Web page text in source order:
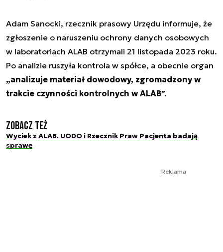
Adam Sanocki, rzecznik prasowy Urzędu informuje, że
zgłoszenie o naruszeniu ochrony danych osobowych
w laboratoriach ALAB otrzymali 21 listopada 2023 roku.
Po analizie ruszyła kontrola w spółce, a obecnie organ
„analizuje materiał dowodowy, zgromadzony w
trakcie czynności kontrolnych w ALAB”.
Zobacz też
Wyciek z ALAB. UODO i Rzecznik Praw Pacjenta badają
sprawę
Reklama